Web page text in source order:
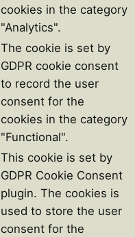
cookies in the category
"Analytics".
The cookie is set by
GDPR cookie consent
to record the user
consent for the
cookies in the category
"Functional".
This cookie is set by
GDPR Cookie Consent
plugin. The cookies is
used to store the user
consent for the